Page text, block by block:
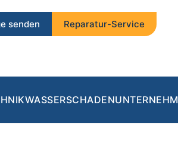
senden Reparatur-Service
WASSERSCHADEN